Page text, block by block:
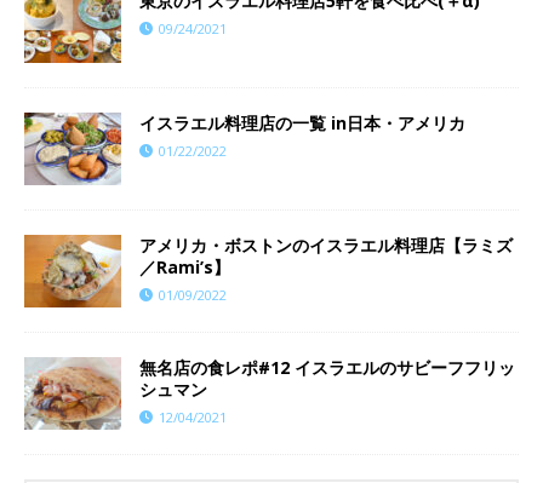
09/24/2021
イスラエル料理店の一覧 in日本・アメリカ
01/22/2022
アメリカ・ボストンのイスラエル料理店【ラミズ
／Rami’s】
01/09/2022
無名店の食レポ#12 イスラエルのサビーフフリッ
シュマン
12/04/2021